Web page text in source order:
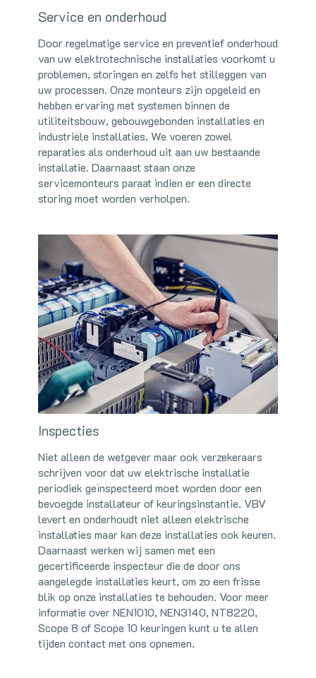
Service en onderhoud
Door regelmatige service en preventief onderhoud
van uw elektrotechnische installaties voorkomt u
problemen, storingen en zelfs het stilleggen van
uw processen. Onze monteurs zijn opgeleid en
hebben ervaring met systemen binnen de
utiliteitsbouw, gebouwgebonden installaties en
industriële installaties. We voeren zowel
reparaties als onderhoud uit aan uw bestaande
installatie. Daarnaast staan onze
servicemonteurs paraat indien er een directe
storing moet worden verholpen.
Inspecties
Niet alleen de wetgever maar ook verzekeraars
schrijven voor dat uw elektrische installatie
periodiek geïnspecteerd moet worden door een
bevoegde installateur of keuringsinstantie. VBV
levert en onderhoudt niet alleen elektrische
installaties maar kan deze installaties ook keuren.
Daarnaast werken wij samen met een
gecertificeerde inspecteur die de door ons
aangelegde installaties keurt, om zo een frisse
blik op onze installaties te behouden. Voor meer
informatie over NEN1010, NEN3140, NT8220,
Scope 8 of Scope 10 keuringen kunt u te allen
tijden contact met ons opnemen.